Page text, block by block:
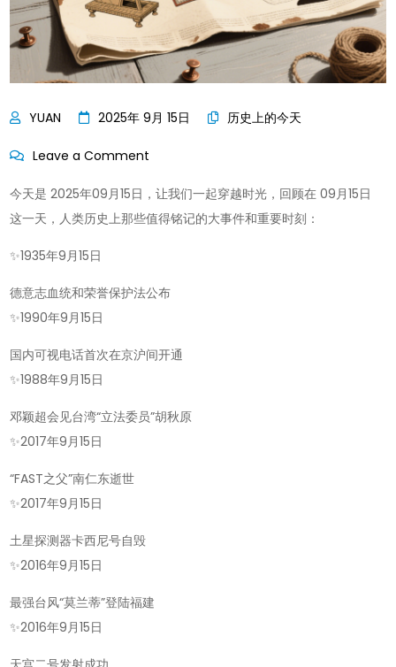
2025年 9月 15日 历史上的今天
Leave a Comment
史
上
天-2025
09
日!
今天是 2025年09月15日，让我们一起穿越时光，回顾在 09月15日
这一天，人类历史上那些值得铭记的大事件和重要时刻：
✨1935年9月15日
德意志血统和荣誉保护法公布
✨1990年9月15日
国内可视电话首次在京沪间开通
✨1988年9月15日
邓颖超会见台湾“立法委员”胡秋原
✨2017年9月15日
“FAST之父”南仁东逝世
✨2017年9月15日
土星探测器卡西尼号自毁
✨2016年9月15日
最强台风“莫兰蒂”登陆福建
✨2016年9月15日